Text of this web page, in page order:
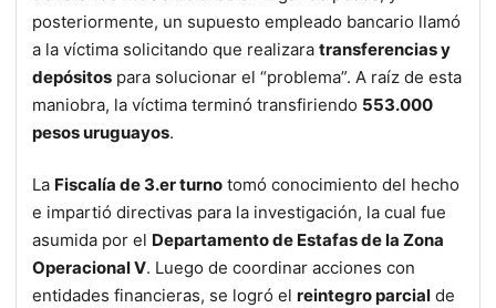
posteriormente, un supuesto empleado bancario llamó
a la víctima solicitando que realizara transferencias y
depósitos para solucionar el “problema”. A raíz de esta
maniobra, la víctima terminó transfiriendo 553.000
pesos uruguayos.
La Fiscalía de 3.er turno tomó conocimiento del hecho
e impartió directivas para la investigación, la cual fue
asumida por el Departamento de Estafas de la Zona
Operacional V. Luego de coordinar acciones con
entidades financieras, se logró el reintegro parcial de